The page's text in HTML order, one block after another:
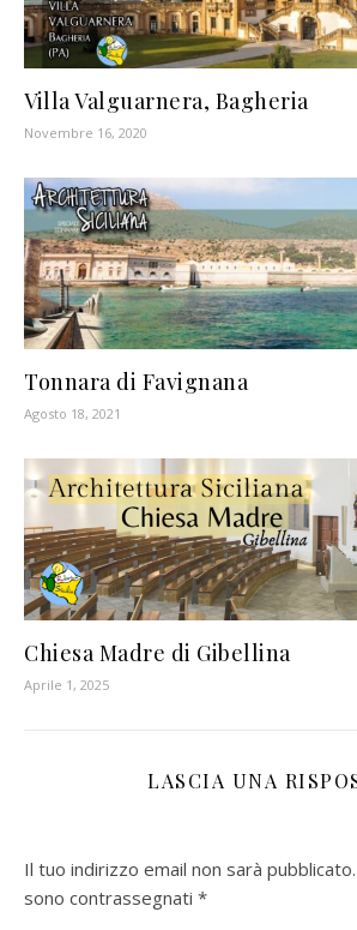
Villa Valguarnera, Bagheria
Novembre 16, 2020
Tonnara di Favignana
Agosto 18, 2021
Chiesa Madre di Gibellina
Aprile 1, 2025
LASCIA UNA
Il tuo indirizzo email non sarà pubblicato.
sono contrassegnati *